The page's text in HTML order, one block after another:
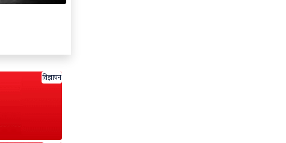
विज्ञापन